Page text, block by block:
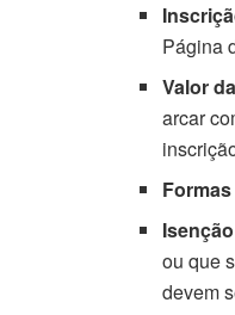
Página
Valor
arcar
ou que
devem